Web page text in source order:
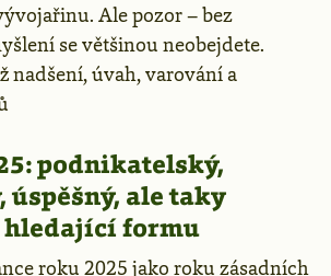
Ale pozor – bez
se většinou neobejdete.
nadšení, úvah, varování a
podnikatelský,
úspěšný, ale taky
hledající formu
roku 2025 jako roku zásadních